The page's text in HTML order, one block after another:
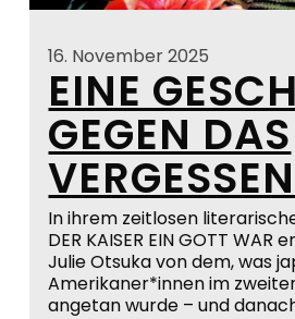
16. November 2025
EINE
GEGEN DAS
VERGESSEN
In ihrem zeitlosen
DER KAISER EIN GOTT
Julie Otsuka von dem, was
Amerikaner*innen im
angetan wurde – und